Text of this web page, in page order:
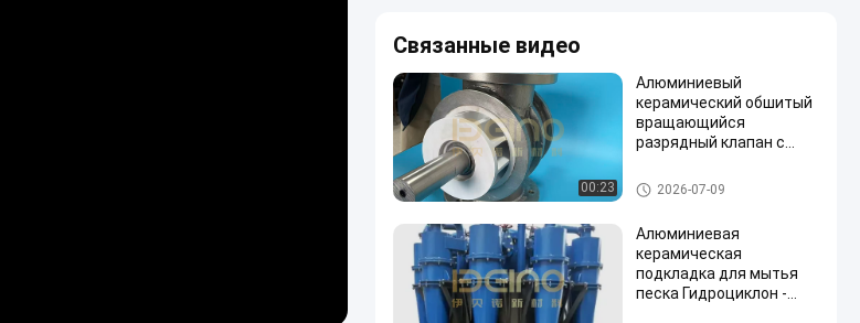
Связанные видео
00:23
Алюминиевый
керамический обшитый
вращающийся
разрядный клапан с
защитой от износа,
высокой температурой
стойкостью и
длительным сроком
службы
Керамическое выровнянное
оборудование
2026-07-09
Алюминиевая
керамическая
подкладка для мытья
песка Гидроциклон -